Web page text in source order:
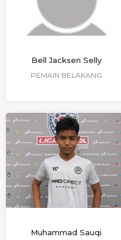
Bell Jacksen Selly
PEMAIN BELAKANG
Muhammad Sauqi